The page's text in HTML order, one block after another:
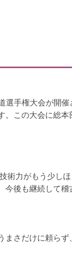
選手権大会が開
。この大会に総
術力がもう少し
今後も継続して
まさだけに頼ら